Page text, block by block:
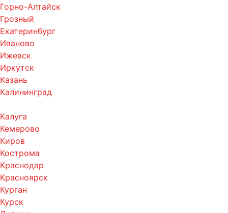
Горно-Алтайск
Грозный
Екатеринбург
Иваново
Ижевск
Иркутск
Казань
Калининград
Калуга
Кемерово
Киров
Кострома
Краснодар
Красноярск
Курган
Курск